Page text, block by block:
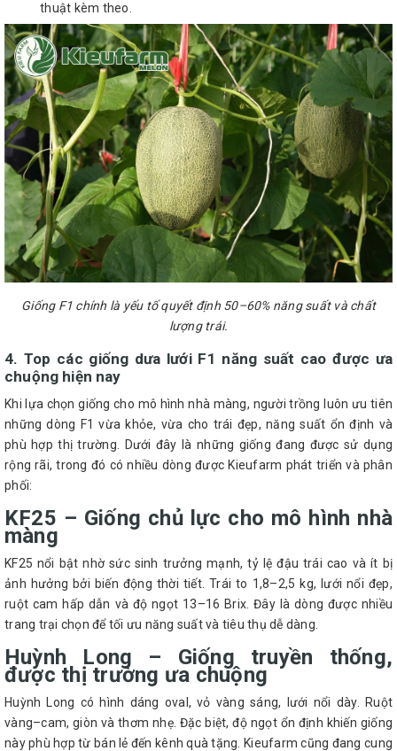
thuật kèm theo.
Giống F1 chính là yếu tố quyết định 50–60% năng suất và chất
lượng trái.
4. Top các giống dưa lưới F1 năng suất cao được ưa
chuộng hiện nay
Khi lựa chọn giống cho mô hình nhà màng, người trồng luôn ưu tiên
những dòng F1 vừa khỏe, vừa cho trái đẹp, năng suất ổn định và
phù hợp thị trường. Dưới đây là những giống đang được sử dụng
rộng rãi, trong đó có nhiều dòng được Kieufarm phát triển và phân
phối:
KF25 – Giống chủ lực cho mô hình nhà
màng
KF25 nổi bật nhờ sức sinh trưởng mạnh, tỷ lệ đậu trái cao và ít bị
ảnh hưởng bởi biến động thời tiết. Trái to 1,8–2,5 kg, lưới nổi đẹp,
ruột cam hấp dẫn và độ ngọt 13–16 Brix. Đây là dòng được nhiều
trang trại chọn để tối ưu năng suất và tiêu thụ dễ dàng.
Huỳnh Long – Giống truyền thống,
được thị trường ưa chuộng
Huỳnh Long có hình dáng oval, vỏ vàng sáng, lưới nổi dày. Ruột
vàng–cam, giòn và thơm nhẹ. Đặc biệt, độ ngọt ổn định khiến giống
này phù hợp từ bán lẻ đến kênh quà tặng. Kieufarm cũng đang cung